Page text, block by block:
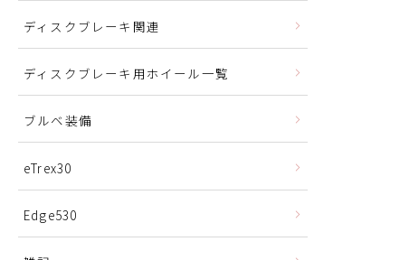
ディスクブレーキ関連
ディスクブレーキ用ホイール一覧
ブルベ装備
eTrex30
Edge530